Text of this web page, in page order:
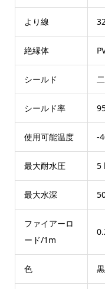
より線
絶縁体
シールド
シールド率
使用可能温度 -
最大耐水圧 5
最大水深
ファイアーロ
ード/1m
色